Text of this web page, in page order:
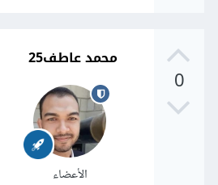
0
محمد عاطف25
الأعضاء